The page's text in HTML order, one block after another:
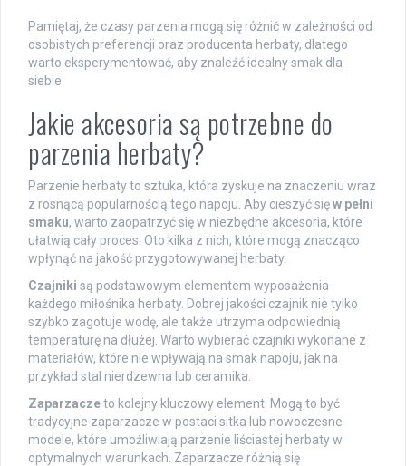
Pamiętaj, że czasy parzenia mogą się różnić w zależności od
osobistych preferencji oraz producenta herbaty, dlatego
warto eksperymentować, aby znaleźć idealny smak dla
siebie.
Jakie akcesoria są potrzebne do
parzenia herbaty?
Parzenie herbaty to sztuka, która zyskuje na znaczeniu wraz
z rosnącą popularnością tego napoju. Aby cieszyć sięw pełni
smaku, warto zaopatrzyć się w niezbędne akcesoria, które
ułatwią cały proces. Oto kilka z nich, które mogą znacząco
wpłynąć na jakość przygotowywanej herbaty.
Czajniki są podstawowym elementem wyposażenia
każdego miłośnika herbaty. Dobrej jakości czajnik nie tylko
szybko zagotuje wodę, ale także utrzyma odpowiednią
temperaturę na dłużej. Warto wybierać czajniki wykonane z
materiałów, które nie wpływają na smak napoju, jak na
przykład stal nierdzewna lub ceramika.
Zaparzaczeto kolejny kluczowy element. Mogą to być
tradycyjne zaparzacze w postaci sitka lub nowoczesne
modele, które umożliwiają parzenie liściastej herbaty w
optymalnych warunkach. Zaparzacze różnią się